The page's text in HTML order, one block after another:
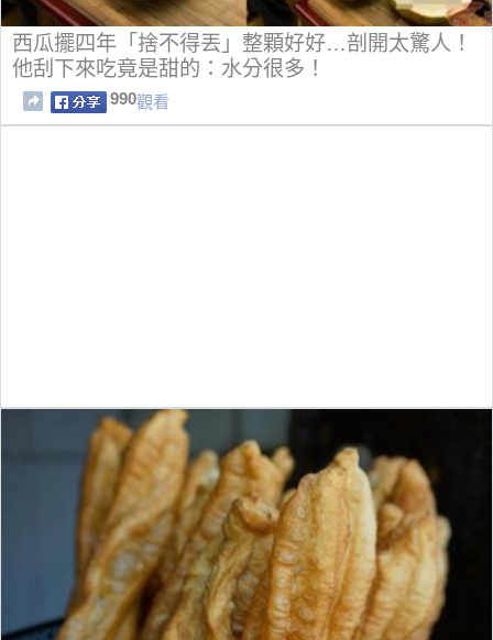
西瓜擺四年「捨不得丟」整顆好好…剖開太驚人！
他刮下來吃竟是甜的：水分很多！
990觀看